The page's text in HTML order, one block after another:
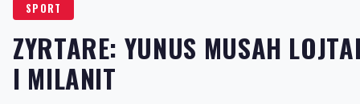
SPORT
ZYRTARE: YUNUS MUSAH
I MILANIT